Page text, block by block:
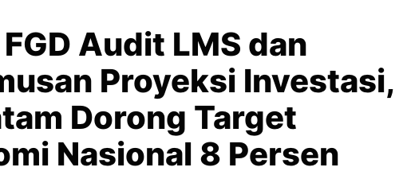
Audit LMS dan
Proyeksi Investasi,
Dorong Target
Nasional 8 Persen